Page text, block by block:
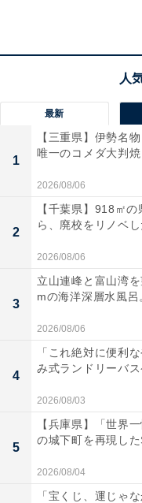
ントラストがとて
ながら桜を楽しめ
から」（20代男性
「日本さくら名所
4kmに約800本の
最新
1
【三重県】伊勢名
唯一のコメダ大判
2026/08/06
2
【千葉県】918㎡
ら、廃校をリノベ
2026/08/06
3
立山連峰と富山湾
mの海洋深層水風呂
2026/08/06
4
「これ絶対に便利
み式ランドリーバ
2026/08/03
5
【兵庫県】「世界
の城下町を再現し
2026/08/04
「宝くじ、運じゃ